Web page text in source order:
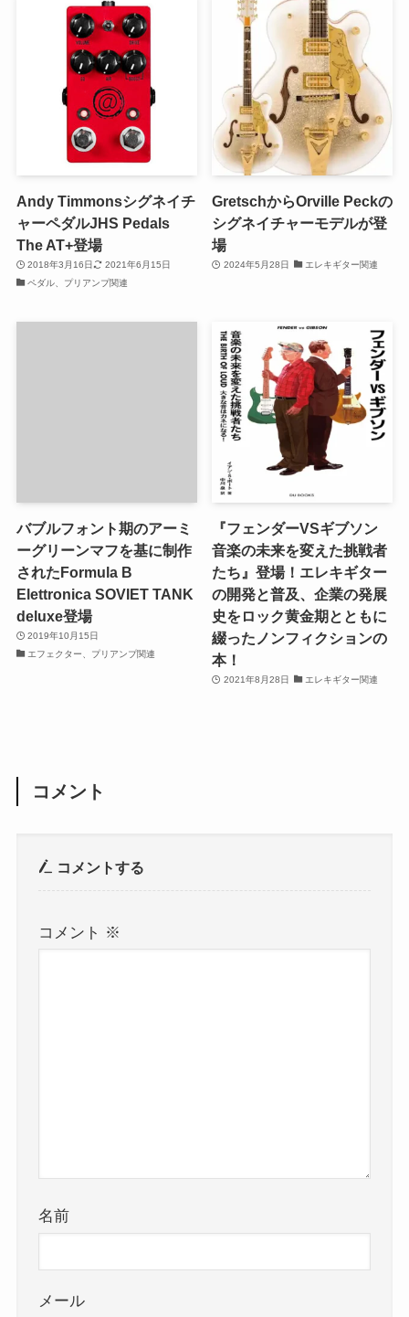
Andy Timmonsシグネイチ
ャーペダルJHS Pedals
The AT+登場
2018年3月16日
2021年6月15日
ペダル、プリアンプ関連
GretschからOrville Peckの
シグネイチャーモデルが登
場
2024年5月28日 エレキギター関連
バブルフォント期のアーミ
ーグリーンマフを基に制作
されたFormula B
Elettronica SOVIET TANK
deluxe登場
2019年10月15日
エフェクター、プリアンプ関連
『フェンダーVSギブソン
音楽の未来を変えた挑戦者
たち』登場！エレキギター
の開発と普及、企業の発展
史をロック黄金期とともに
綴ったノンフィクションの
本！
2021年8月28日 エレキギター関連
コメント
コメントする
コメント ※
名前
メール